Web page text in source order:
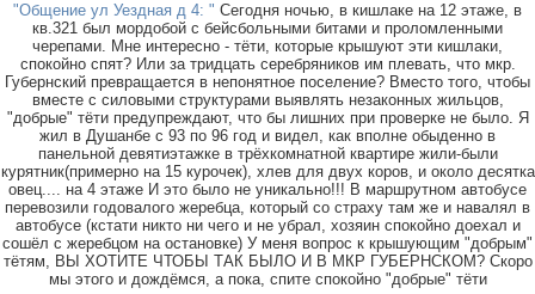
"Общение ул Уездная д 4: " Сегодня ночью, в кишлаке на 12 этаже, в
кв.321 был мордобой с бейсбольными битами и проломленными
черепами. Мне интересно - тёти, которые крышуют эти кишлаки,
спокойно спят? Или за тридцать серебряников им плевать, что мкр.
Губернский превращается в непонятное поселение? Вместо того, чтобы
вместе с силовыми структурами выявлять незаконных жильцов,
"добрые" тёти предупреждают, что бы лишних при проверке не было. Я
жил в Душанбе с 93 по 96 год и видел, как вполне обыденно в
панельной девятиэтажке в трёхкомнатной квартире жили-были
курятник(примерно на 15 курочек), хлев для двух коров, и около десятка
овец.... на 4 этаже И это было не уникально!!! В маршрутном автобусе
перевозили годовалого жеребца, который со страху там же и навалял в
автобусе (кстати никто ни чего и не убрал, хозяин спокойно доехал и
сошёл с жеребцом на остановке) У меня вопрос к крышующим "добрым"
тётям, ВЫ ХОТИТЕ ЧТОБЫ ТАК БЫЛО И В МКР ГУБЕРНСКОМ? Скоро
мы этого и дождёмся, а пока, спите спокойно "добрые" тёти